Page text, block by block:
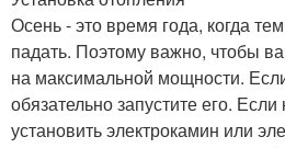
Осень - это время года, когда
падать. Поэтому важно, чтобы
на максимальной мощности.
обязательно запустите его.
установить электрокамин или